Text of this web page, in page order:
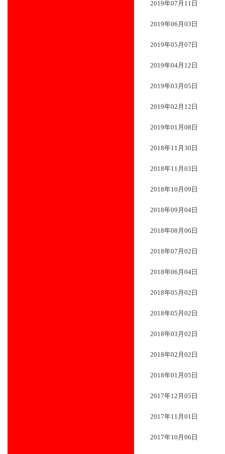
2019年07月11日
2019年06月03日
2019年05月07日
2019年04月12日
2019年03月05日
2019年02月12日
2019年01月08日
2018年11月30日
2018年11月03日
2018年10月09日
2018年09月04日
2018年08月06日
2018年07月02日
2018年06月04日
2018年05月02日
2018年05月02日
2018年03月02日
2018年02月02日
2018年01月05日
2017年12月05日
2017年11月01日
2017年10月06日